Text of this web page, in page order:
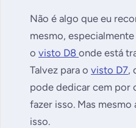
Não é algo que eu
mesmo,
o visto D8 onde está
Talvez para o visto D7,
pode dedicar cem por
fazer isso. Mas mesmo
isso.